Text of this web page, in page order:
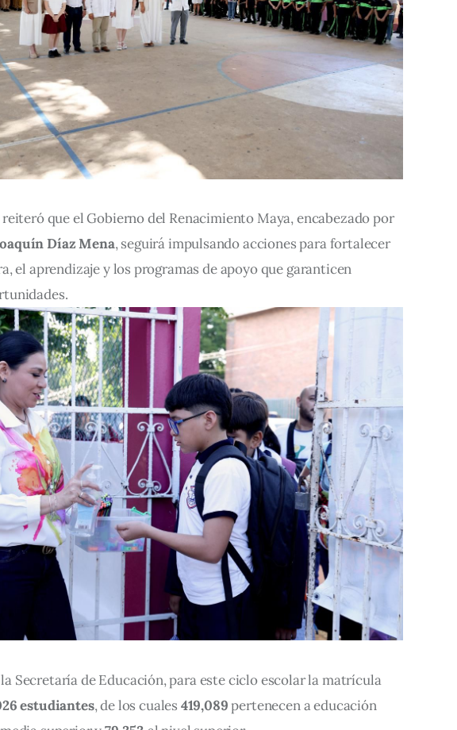
que el Gobierno del Renacimiento Maya, encabezado por
Díaz Mena, seguirá impulsando acciones para fortalecer
el aprendizaje y los programas de apoyo que garanticen
Secretaría de Educación, para este ciclo escolar la matrícula
estudiantes, de los cuales 419,089 pertenecen a educación